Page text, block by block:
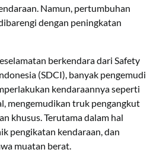
Namun, pertumbuhan
dengan peningkatan
berkendara dari Safety
(SDCI), banyak pengemudi
kendaraannya seperti
mengemudikan truk pengangkut
khusus. Terutama dalam hal
pengikatan kendaraan, dan
muatan berat.